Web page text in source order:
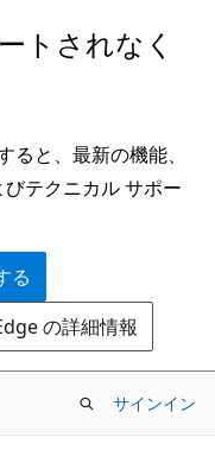
トされなく
と、最新の機能、
テクニカル サポー
る
の詳細情報
サインイン